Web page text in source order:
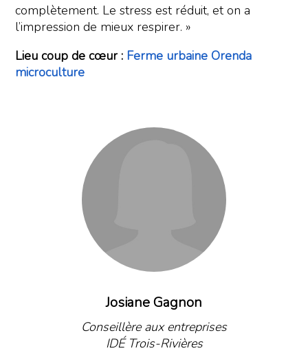
complètement. Le stress est réduit, et on a
l’impression de mieux respirer. »
Lieu coup de cœur : Ferme urbaine Orenda
microculture
Josiane Gagnon
Conseillère aux entreprises
IDÉ Trois-Rivières